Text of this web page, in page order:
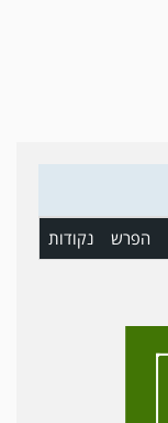
הפרש נקודות